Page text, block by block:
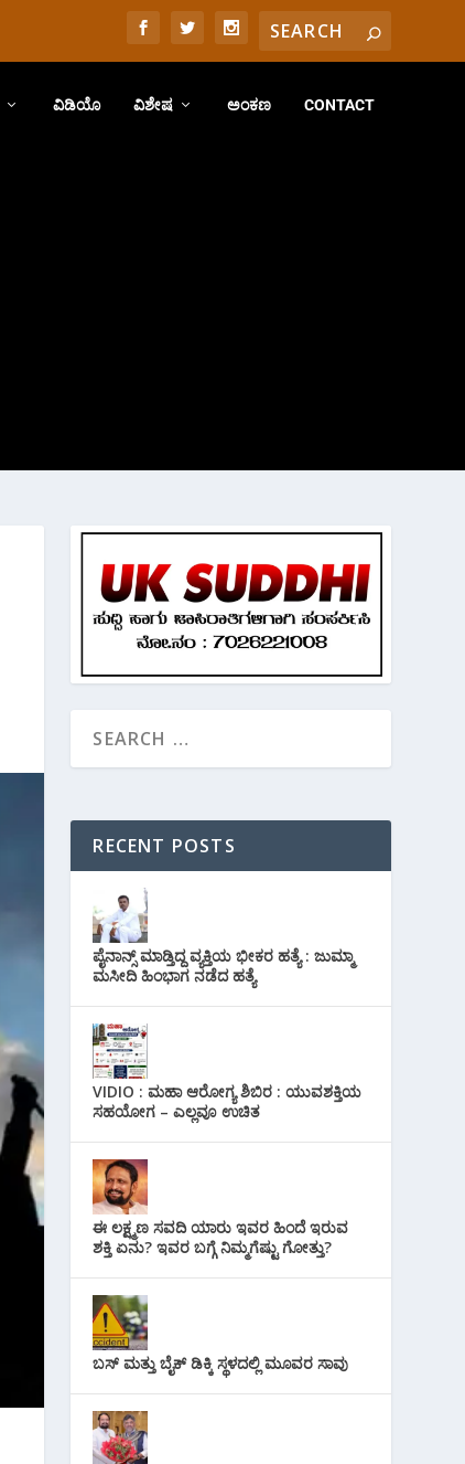
ವಿಡಿಯೊ ವಿಶೇಷ ಅಂಕಣ CONTACT
RECENT POSTS
ಪೈನಾನ್ಸ್ ಮಾಡ್ತಿದ್ದ ವ್ಯಕ್ತಿಯ ಭೀಕರ‌ ಹತ್ಯೆ : ಜುಮ್ಮಾ
ಮಸೀದಿ ಹಿಂಭಾಗ ನಡೆದ ಹತ್ಯೆ
VIDIO : ಮಹಾ ಆರೋಗ್ಯ ಶಿಬಿರ : ಯುವಶಕ್ತಿಯ
ಸಹಯೋಗ – ಎಲ್ಲವೂ ಉಚಿತ
ಈ ಲಕ್ಷ್ಮಣ ಸವದಿ ಯಾರು ಇವರ ಹಿಂದೆ ಇರುವ
ಶಕ್ತಿ ಏನು? ಇವರ ಬಗ್ಗೆ ನಿಮ್ಮಗೆಷ್ಟು ಗೋತ್ತು?
ಬಸ್ ಮತ್ತು ಬೈಕ್ ಡಿಕ್ಕಿ ಸ್ಥಳದಲ್ಲಿ ಮೂವರ ಸಾವು